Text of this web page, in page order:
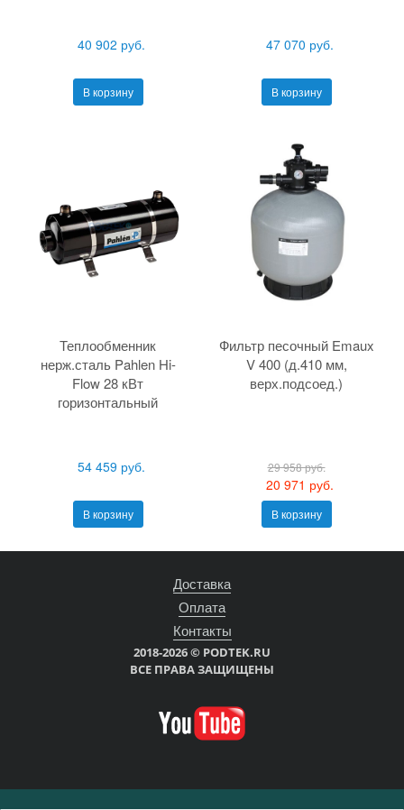
40 902 руб.
В корзину
47 070 руб.
В корзину
Теплообменник
нерж.сталь Pahlen Hi-
Flow 28 кВт
горизонтальный
54 459 руб.
В корзину
Фильтр песочный Emaux
V 400 (д.410 мм,
верх.подсоед.)
29 958 руб.
20 971 руб.
В корзину
Доставка
Оплата
Контакты
2018-2026 © PODTEK.RU
ВСЕ ПРАВА ЗАЩИЩЕНЫ